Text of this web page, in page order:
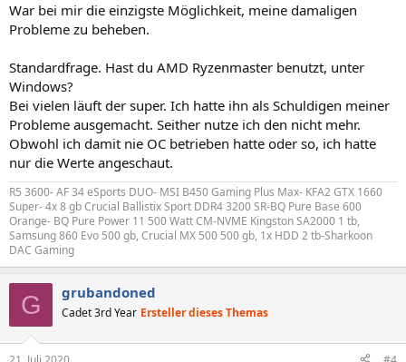
War bei mir die einzigste Möglichkeit, meine damaligen
Probleme zu beheben.
Standardfrage. Hast du AMD Ryzenmaster benutzt, unter
Windows?
Bei vielen läuft der super. Ich hatte ihn als Schuldigen meiner
Probleme ausgemacht. Seither nutze ich den nicht mehr.
Obwohl ich damit nie OC betrieben hatte oder so, ich hatte
nur die Werte angeschaut.
R5 3600- AF 34 eSports DUO- MSI B450 Gaming Plus Max- KFA2 GTX 1660
Super- 4x 8 gb Crucial Ballistix Sport DDR4 3200 SR-BQ Pure Base 600
Orange- BQ Pure Power 11 500 Watt CM-NVME Kingston SA2000 1 tb,
Samsung 860 Evo 500 gb, Crucial MX 500 500 gb, 1x HDD 2 tb-Sharkoon
DAC Gaming
G grubandoned
Cadet 3rd Year Ersteller dieses Themas